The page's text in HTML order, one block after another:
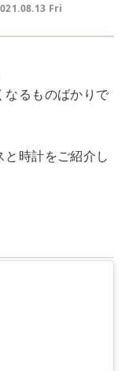
Fri
なるものばかりで
時計をご紹介し